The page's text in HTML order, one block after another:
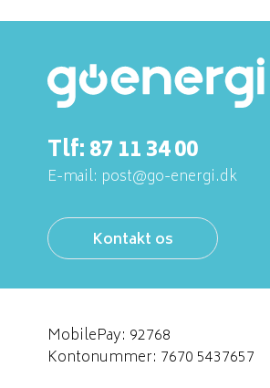
Tlf:87 11 34 00
E-mail: post@go-energi.dk
Kontakt os
MobilePay: 92768
Kontonummer: 7670 5437657